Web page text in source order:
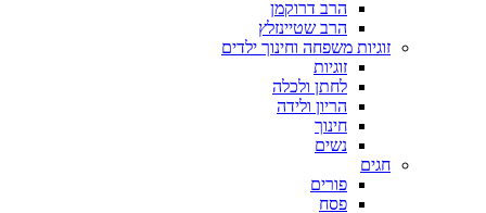
הרב דרוקמן
הרב שטיינזלץ
זוגיות משפחה וחינוך ילדים
זוגיות
לחתן ולכלה
הריון ולידה
חינוך
נשים
חגים
פורים
פסח